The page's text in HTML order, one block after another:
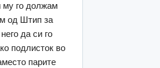
му го должам
од Штип за
да си го
подлисток во
парите